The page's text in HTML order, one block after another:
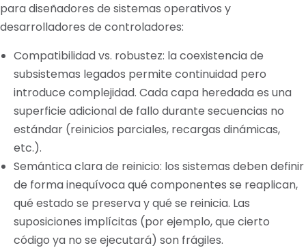
para diseñadores de sistemas operativos y
desarrolladores de controladores:
Compatibilidad vs. robustez: la coexistencia de
subsistemas legados permite continuidad pero
introduce complejidad. Cada capa heredada es una
superficie adicional de fallo durante secuencias no
estándar (reinicios parciales, recargas dinámicas,
etc.).
Semántica clara de reinicio: los sistemas deben definir
de forma inequívoca qué componentes se reaplican,
qué estado se preserva y qué se reinicia. Las
suposiciones implícitas (por ejemplo, que cierto
código ya no se ejecutará) son frágiles.